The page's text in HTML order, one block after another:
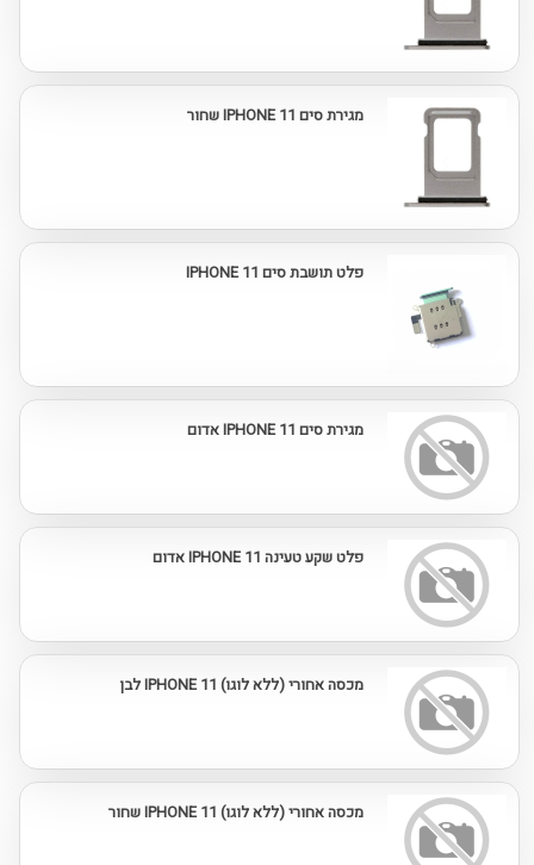
מגירת סים IPHONE 11 שחור
פלט תושבת סים IPHONE 11
מגירת סים IPHONE 11 אדום
פלט שקע טעינה IPHONE 11 אדום
מכסה אחורי (ללא לוגו) IPHONE 11 לבן
מכסה אחורי (ללא לוגו) IPHONE 11 שחור